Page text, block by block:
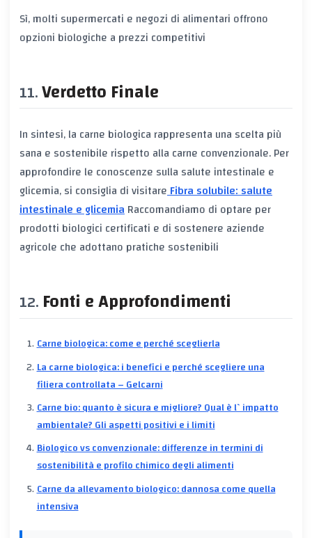
Sì, molti supermercati e negozi di alimentari offrono
opzioni biologiche a prezzi competitivi
Verdetto Finale
In sintesi, la carne biologica rappresenta una scelta più
sana e sostenibile rispetto alla carne convenzionale. Per
approfondire le conoscenze sulla salute intestinale e
glicemia, si consiglia di visitareFibra solubile: salute
intestinale e glicemiaRaccomandiamo di optare per
prodotti biologici certificati e di sostenere aziende
agricole che adottano pratiche sostenibili
Fonti e Approfondimenti
Carne biologica: come e perché sceglierla
La carne biologica: i benefici e perché scegliere una
filiera controllata – Gelcarni
Carne bio: quanto è sicura e migliore? Qual è l`impatto
ambientale? Gli aspetti positivi e i limiti
Biologico vs convenzionale: differenze in termini di
sostenibilità e profilo chimico degli alimenti
Carne da allevamento biologico: dannosa come quella
intensiva